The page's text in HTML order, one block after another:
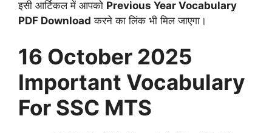
इसी आर्टिकल में आपको Previous Year Vocabulary
PDF Download करने का लिंक भी मिल जाएगा।
16 October 2025
Important Vocabulary
For SSC MTS